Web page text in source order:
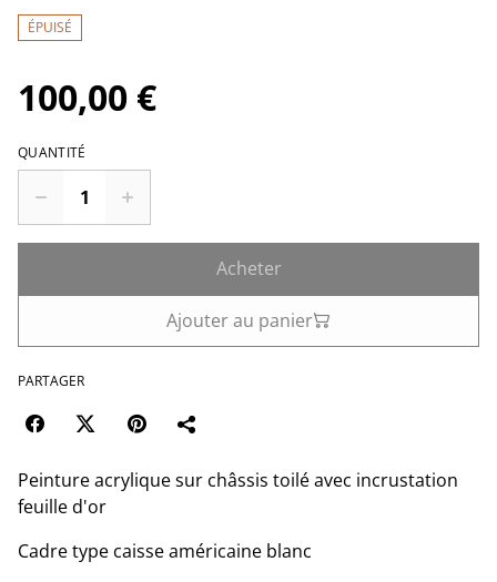
ÉPUISÉ
100,00 €
QUANTITÉ
Acheter
Ajouter au panier
PARTAGER
Peinture acrylique sur châssis toilé avec incrustation
feuille d'or
Cadre type caisse américaine blanc